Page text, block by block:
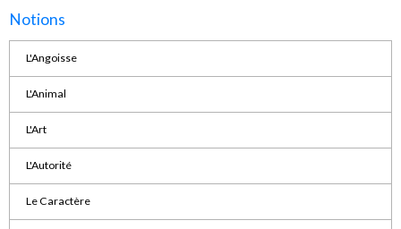
Notions
L'Angoisse
L'Animal
L'Art
L'Autorité
Le Caractère